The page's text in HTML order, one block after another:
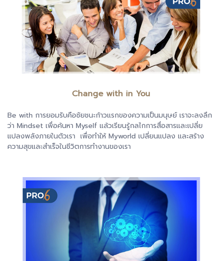
Change with in You
Be with การยอมรับคือชัยชนะก้าวแรกของความเป็นมนุษย์ เราจะลงลึก
ว่า Mindset เพื่อค้นหา Myself แล้วเรียนรู้กลไกการสื่อสารและเปลี่ย
แปลงพลังภายในตัวเรา เพื่อทำให้ Myworld เปลี่ยนแปลง และสร้าง
ความสุขและสำเร็จในชีวิตการทำงานของเรา